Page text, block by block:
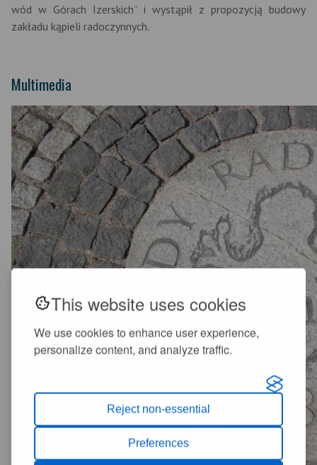
This website uses cookies
We use cookies to enhance user experience,
personalize content, and analyze traffic.
Reject non-essential
Preferences
wód w Górach Izerskich” i wystąpił z propozycją budowy
zakładu kąpieli radoczynnych.
Multimedia